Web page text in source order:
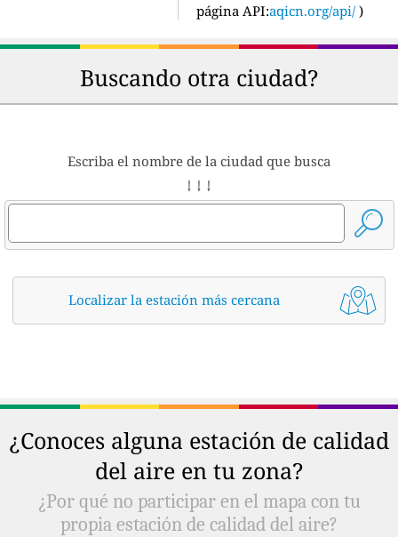
página API:aqicn.org/api/ )
Buscando otra ciudad?
Escriba el nombre de la ciudad que busca
↓ ↓ ↓
Localizar la estación más cercana
¿Conoces alguna estación de calidad
del aire en tu zona?
¿Por qué no participar en el mapa con tu
propia estación de calidad del aire?